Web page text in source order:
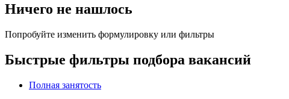
Ничего не нашлось
Попробуйте изменить формулировку или фильтры
Быстрые фильтры подбора вакансий
Полная занятость